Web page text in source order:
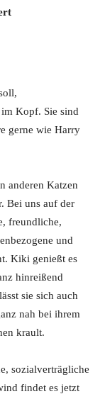
Kopf. Sie sind
gerne wie Harry
anderen Katzen
Bei uns auf der
freundliche,
und
Kiki genießt es
hinreißend
sie sich auch
nah bei ihrem
krault.
sozialverträgliche
findet es jetzt